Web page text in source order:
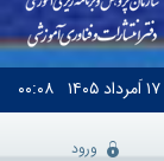
۱۷ اَمرداد ۱۴۰۵ ۰۰:۰۸
ورود